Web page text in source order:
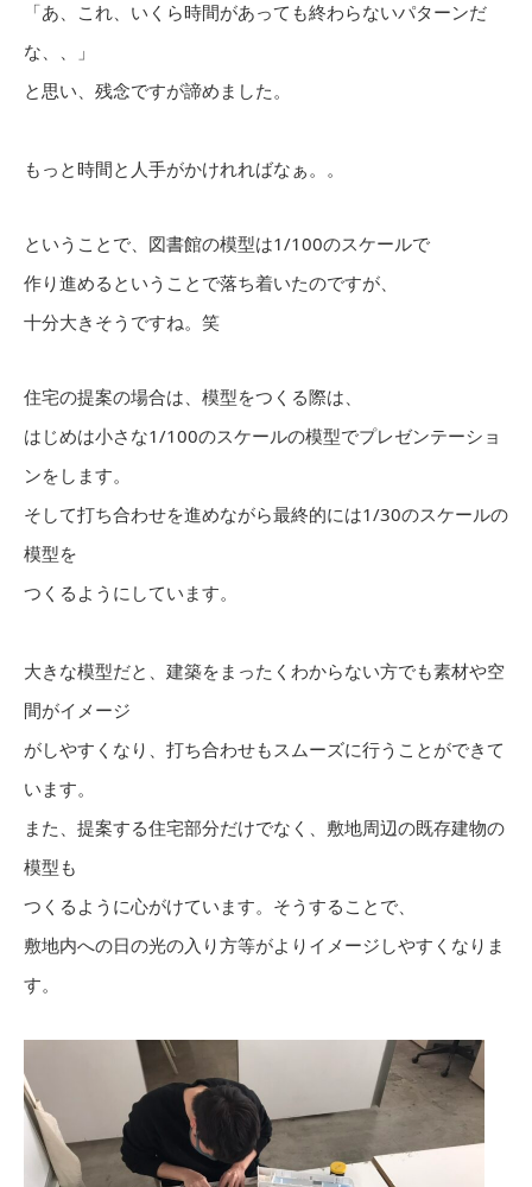
「あ、これ、いくら時間があっても終わらないパターンだ
な、、」
と思い、残念ですが諦めました。
もっと時間と人手がかけれればなぁ。。
ということで、図書館の模型は1/100のスケールで
作り進めるということで落ち着いたのですが、
十分大きそうですね。笑
住宅の提案の場合は、模型をつくる際は、
はじめは小さな1/100のスケールの模型でプレゼンテーショ
ンをします。
そして打ち合わせを進めながら最終的には1/30のスケールの
模型を
つくるようにしています。
大きな模型だと、建築をまったくわからない方でも素材や空
間がイメージ
がしやすくなり、打ち合わせもスムーズに行うことができて
います。
また、提案する住宅部分だけでなく、敷地周辺の既存建物の
模型も
つくるように心がけています。そうすることで、
敷地内への日の光の入り方等がよりイメージしやすくなりま
す。